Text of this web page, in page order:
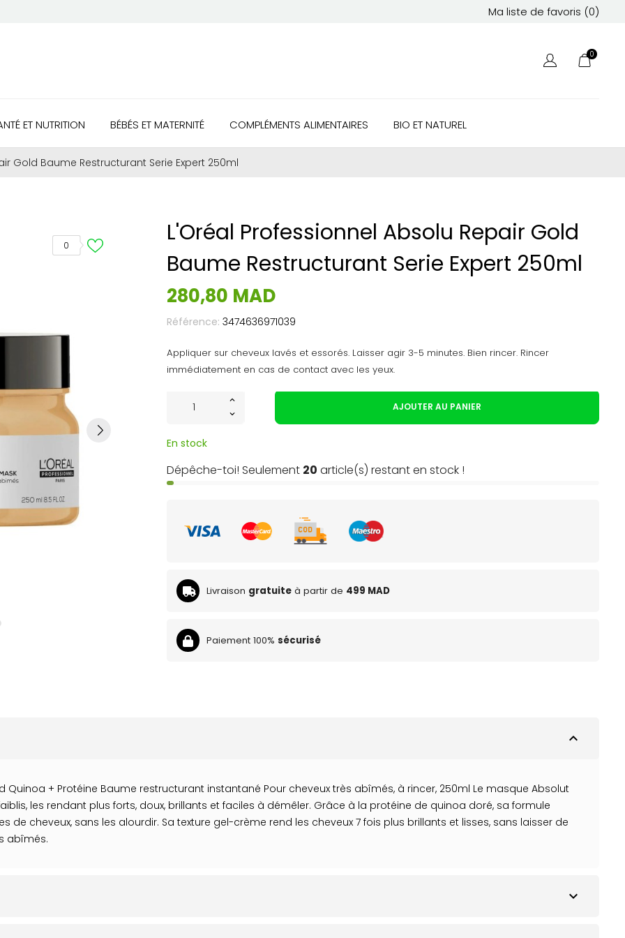
Ma liste de favoris (0)
0
ET NUTRITION BÉBÉS ET MATERNITÉ COMPLÉMENTS ALIMENTAIRES BIO ET NATUREL
Gold Baume Restructurant Serie Expert 250ml
0
L'Oréal Professionnel Absolu Repair Gold
Baume Restructurant Serie Expert 250ml
280,80 MAD
Référence: 3474636971039
Appliquer sur cheveux lavés et essorés. Laisser agir 3-5 minutes. Bien rincer. Rincer
immédiatement en cas de contact avec les yeux.
AJOUTER AU PANIER
En stock
Dépêche-toi! Seulement 20 article(s) restant en stock !
Livraison gratuite à partir de 499 MAD
Paiement 100% sécurisé
expand_less
Gold Quinoa + Protéine Baume restructurant instantané Pour cheveux très abîmés, à rincer, 250ml Le masque Absolut
les rendant plus forts, doux, brillants et faciles à démêler. Grâce à la protéine de quinoa doré, sa formule
cheveux, sans les alourdir. Sa texture gel-crème rend les cheveux 7 fois plus brillants et lisses, sans laisser de
abîmés.
expand_more